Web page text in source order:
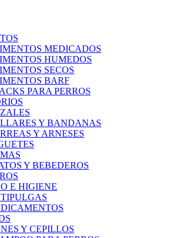
MEDICADOS
HUMEDOS
SECOS
BARF
PARA PERROS
Y BANDANAS
Y ARNESES
Y BEBEDEROS
E HIGIENE
Y CEPILLOS